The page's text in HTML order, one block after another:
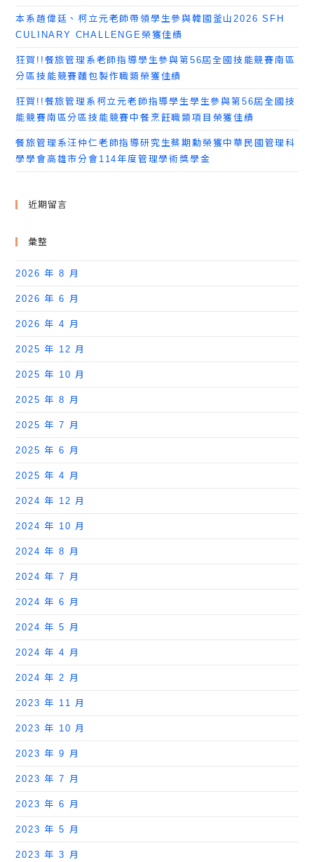
本系趙偉廷、柯立元老師帶領學生參與韓國釜山2026 SFH
CULINARY CHALLENGE榮獲佳績
狂賀!!餐旅管理系老師指導學生參與第56屆全國技能競賽南區
分區技能競賽麵包製作職類榮獲佳績
狂賀!!餐旅管理系柯立元老師指導學生學生參與第56屆全國技
能競賽南區分區技能競賽中餐烹飪職類項目榮獲佳績
餐旅管理系汪仲仁老師指導研究生蔡期勳榮獲中華民國管理科
學學會高雄市分會114年度管理學術獎學金
近期留言
彙整
2026 年 8 月
2026 年 6 月
2026 年 4 月
2025 年 12 月
2025 年 10 月
2025 年 8 月
2025 年 7 月
2025 年 6 月
2025 年 4 月
2024 年 12 月
2024 年 10 月
2024 年 8 月
2024 年 7 月
2024 年 6 月
2024 年 5 月
2024 年 4 月
2024 年 2 月
2023 年 11 月
2023 年 10 月
2023 年 9 月
2023 年 7 月
2023 年 6 月
2023 年 5 月
2023 年 3 月